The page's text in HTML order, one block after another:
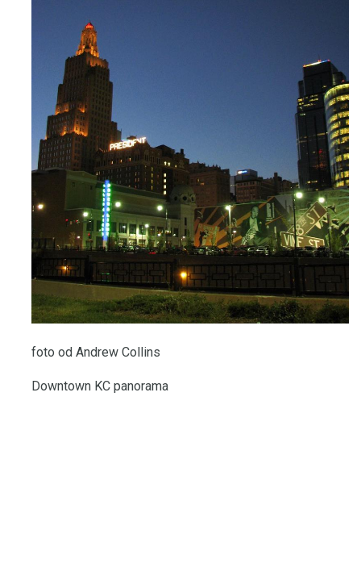
foto od Andrew Collins
Downtown KC panorama